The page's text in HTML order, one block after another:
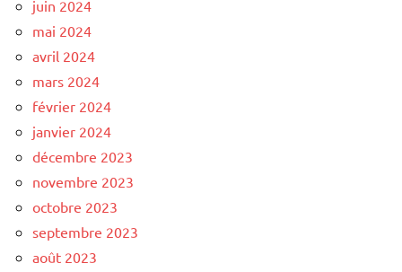
juin 2024
mai 2024
avril 2024
mars 2024
février 2024
janvier 2024
décembre 2023
novembre 2023
octobre 2023
septembre 2023
août 2023